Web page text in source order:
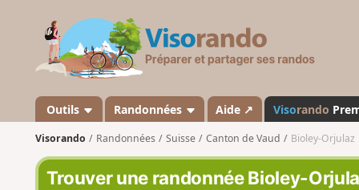
s
a
n
d
o
Outils Randonnées Aide ↗ Visorando
Visorando Randonnées Suisse Canton de Vaud Bioley-Orjulaz
Trouver une randonnée Bioley-